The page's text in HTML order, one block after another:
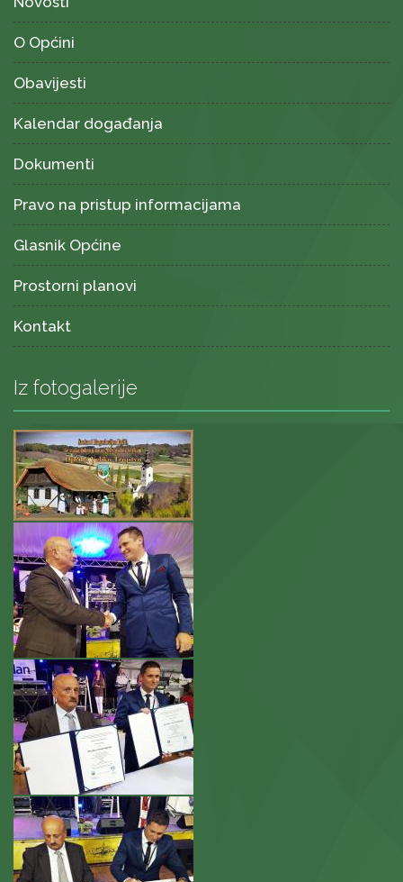
O Općini
Obavijesti
Kalendar događanja
Dokumenti
Pravo na pristup informacijama
Glasnik Općine
Prostorni planovi
Kontakt
Iz fotogalerije